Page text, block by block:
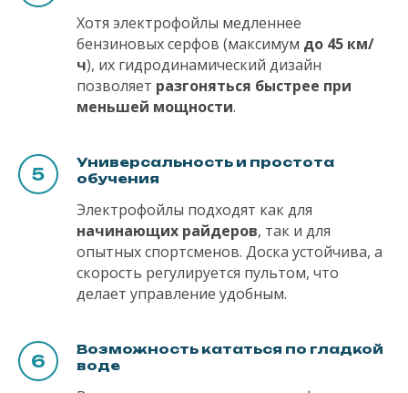
Хотя электрофойлы медленнее
бензиновых серфов (максимум до 45 км/
ч), их гидродинамический дизайн
позволяет разгоняться быстрее при
меньшей мощности.
Универсальность и простота
обучения
Электрофойлы подходят как для
начинающих райдеров, так и для
опытных спортсменов. Доска устойчива, а
скорость регулируется пультом, что
делает управление удобным.
Возможность кататься по гладкой
воде